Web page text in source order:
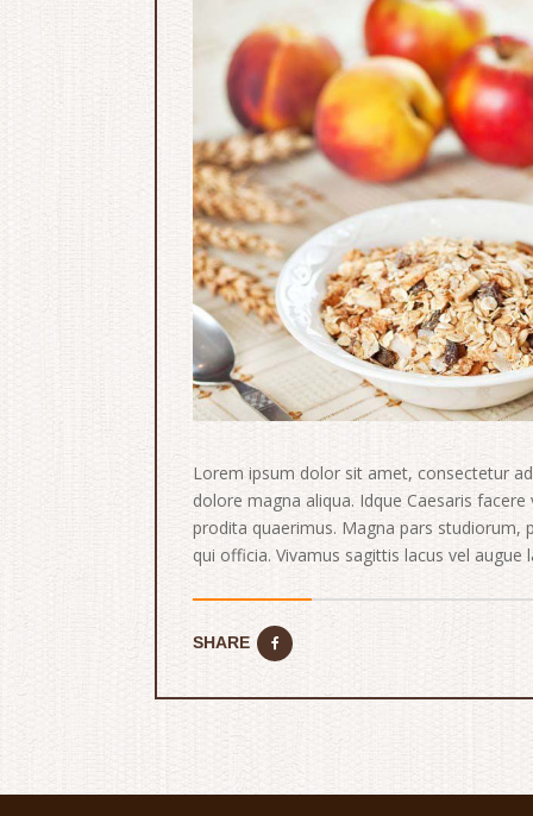
Lorem ipsum dolor sit amet, consectetur
dolore magna aliqua. Idque Caesaris
prodita quaerimus. Magna pars studiorum,
qui officia. Vivamus sagittis lacus vel
SHARE